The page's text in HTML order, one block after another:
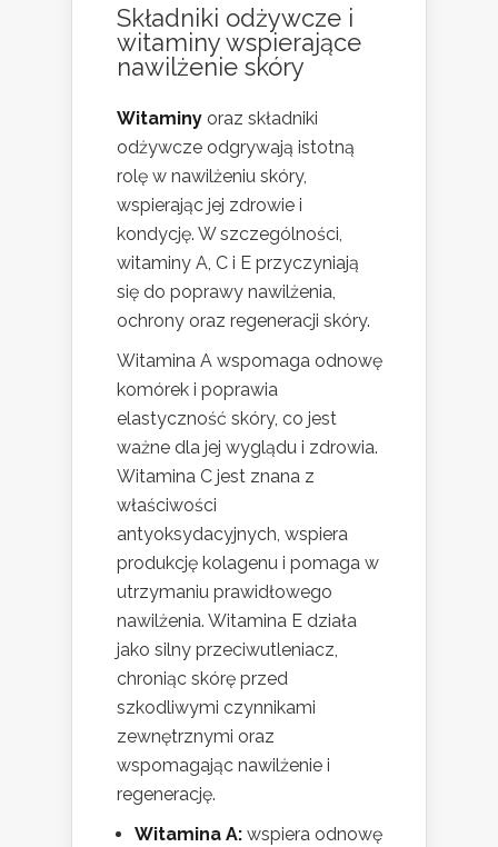
Składniki odżywcze i
witaminy wspierające
nawilżenie skóry
Witaminy oraz składniki
odżywcze odgrywają istotną
rolę w nawilżeniu skóry,
wspierając jej zdrowie i
kondycję. W szczególności,
witaminy A, C i E przyczyniają
się do poprawy nawilżenia,
ochrony oraz regeneracji skóry.
Witamina A wspomaga odnowę
komórek i poprawia
elastyczność skóry, co jest
ważne dla jej wyglądu i zdrowia.
Witamina C jest znana z
właściwości
antyoksydacyjnych, wspiera
produkcję kolagenu i pomaga w
utrzymaniu prawidłowego
nawilżenia. Witamina E działa
jako silny przeciwutleniacz,
chroniąc skórę przed
szkodliwymi czynnikami
zewnętrznymi oraz
wspomagając nawilżenie i
regenerację.
Witamina A: wspiera odnowę